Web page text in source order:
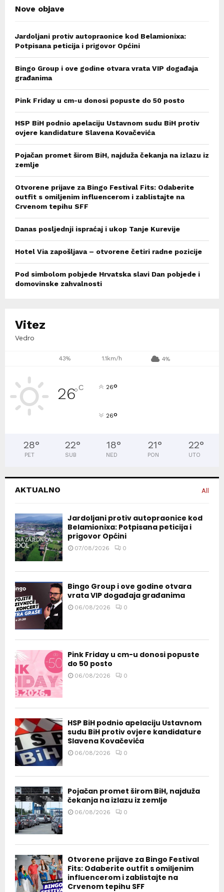
Nove objave
Jardoljani protiv autopraonice kod Belamionixa:
Potpisana peticija i prigovor Općini
Bingo Group i ove godine otvara vrata VIP događaja
građanima
Pink Friday u cm-u donosi popuste do 50 posto
HSP BiH podnio apelaciju Ustavnom sudu BiH protiv
ovjere kandidature Slavena Kovačevića
Pojačan promet širom BiH, najduža čekanja na izlazu iz
zemlje
Otvorene prijave za Bingo Festival Fits: Odaberite
outfit s omiljenim influencerom i zablistajte na
Crvenom tepihu SFF
Danas posljednji ispraćaj i ukop Tanje Kurevije
Hotel Via zapošljava – otvorene četiri radne pozicije
Pod simbolom pobjede Hrvatska slavi Dan pobjede i
domovinske zahvalnosti
Vitez
Vedro
43% 1.1km/h 4%
26°C 26°
26°
28°
PET
22°
SUB
18°
NED
21°
PON
22°
UTO
AKTUALNO All
Jardoljani protiv autopraonice kod
Belamionixa: Potpisana peticija i
prigovor Općini
07/08/2026 0
Bingo Group i ove godine otvara
vrata VIP događaja građanima
06/08/2026 0
Pink Friday u cm-u donosi popuste
do 50 posto
06/08/2026 0
HSP BiH podnio apelaciju Ustavnom
sudu BiH protiv ovjere kandidature
Slavena Kovačevića
06/08/2026 0
Pojačan promet širom BiH, najduža
čekanja na izlazu iz zemlje
06/08/2026 0
Otvorene prijave za Bingo Festival
Fits: Odaberite outfit s omiljenim
influencerom i zablistajte na
Crvenom tepihu SFF